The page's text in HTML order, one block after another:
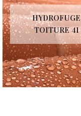
HYDROFUGE
TOITURE 41